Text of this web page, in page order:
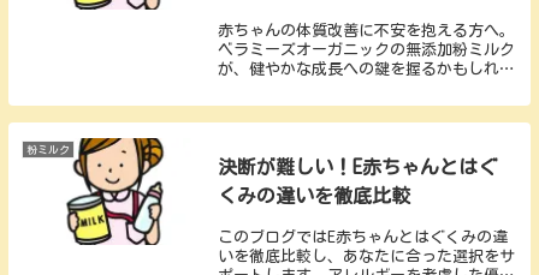
赤ちゃんの体質改善に不安を抱える方へ。
ベラミーズオーガニックの無添加粉ミルク
が、健やかな成長への鍵を握るかもしれま
赤ちゃんの体に新たな可能性をもたらしま
す。
粉ミルク
決断が難しい！E赤ちゃんとはぐ
くみの違いを徹底比較
このブログではE赤ちゃんとはぐくみの違
いを徹底比較し、あなたに合った選択をサ